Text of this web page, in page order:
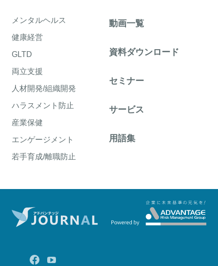
メンタルヘルス
健康経営
GLTD
両立支援
人材開発/組織開発
ハラスメント防止
産業保健
エンゲージメント
若手育成/離職防止
動画一覧
資料ダウンロード
セミナー
サービス
用語集